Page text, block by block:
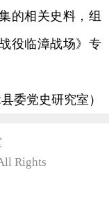
的相关史料，组
役临漳战场》专
委党史研究室）
Rights